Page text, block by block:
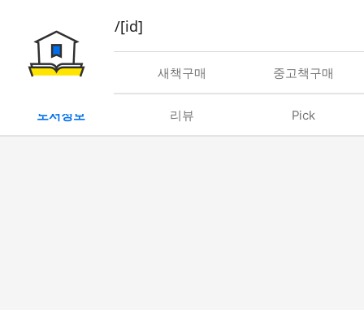
book/rent/[id]
대여 새책구매 중고책구매
도서정보 리뷰 Pick